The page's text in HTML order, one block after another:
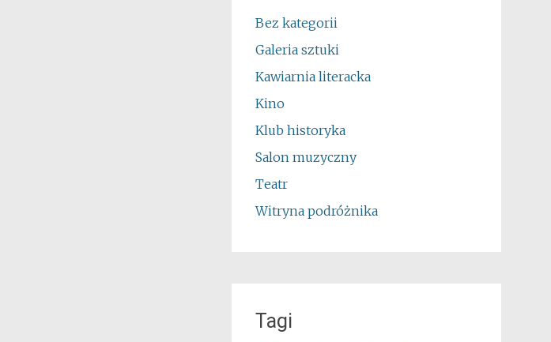
Bez kategorii
Galeria sztuki
Kawiarnia literacka
Kino
Klub historyka
Salon muzyczny
Teatr
Witryna podróżnika
Tagi